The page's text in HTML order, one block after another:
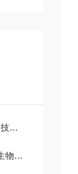
新
可靠